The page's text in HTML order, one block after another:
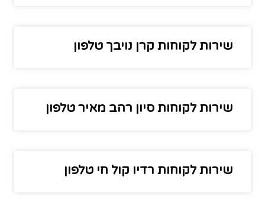
שירות לקוחות קרן נויבך טלפון
שירות לקוחות סיון רהב מאיר טלפון
שירות לקוחות רדיו קול חי טלפון